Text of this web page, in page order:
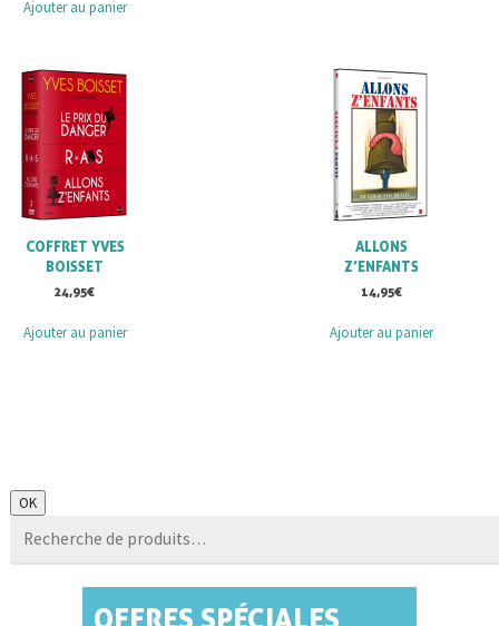
Ajouter au panier
COFFRET YVES
BOISSET
24,95€
Ajouter au panier
ALLONS
Z’ENFANTS
14,95€
Ajouter au panier
Recherche
pour :
OK
OFFRES SPÉCIALES